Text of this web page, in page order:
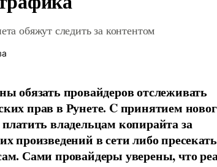
обяжут следить за контентом
обязать провайдеров отслеживать
прав в Рунете. C принятием
владельцам копирайта за
произведений в сети либо
Сами провайдеры уверены, что